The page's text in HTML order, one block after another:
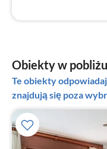
Obiekty w
Te obiekty
znajdują się poza